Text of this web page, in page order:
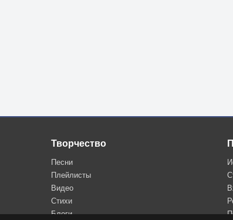
Творчество
Песни
Плейлисты
Видео
Стихи
Блоги